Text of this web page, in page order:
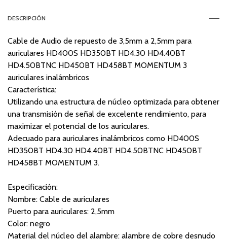
DESCRIPCIÓN
Cable de Audio de repuesto de 3,5mm a 2,5mm para
auriculares HD400S HD350BT HD4.30 HD4.40BT
HD4.50BTNC HD450BT HD458BT MOMENTUM 3
auriculares inalámbricos
Característica:
Utilizando una estructura de núcleo optimizada para obtener
una transmisión de señal de excelente rendimiento, para
maximizar el potencial de los auriculares.
Adecuado para auriculares inalámbricos como HD400S
HD350BT HD4.30 HD4.40BT HD4.50BTNC HD450BT
HD458BT MOMENTUM 3.
Especificación:
Nombre: Cable de auriculares
Puerto para auriculares: 2,5mm
Color: negro
Material del núcleo del alambre: alambre de cobre desnudo